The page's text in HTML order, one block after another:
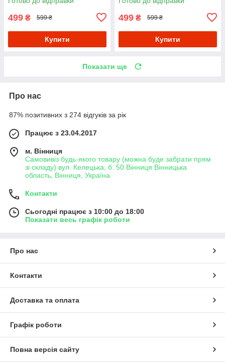
499 ₴ 599 ₴
Купити
499 ₴ 599 ₴
Купити
Показати ще
Про нас
87% позитивних з 274 відгуків за рік
Працює з 23.04.2017
м. Вінниця
Самовивіз будь-якого товару (можна буде забрати прям
зі складу) вул. Келецька, б. 50 Вінниця Вінницька
область, Вінниця, Україна
Контакти
Сьогодні працює з 10:00 до 18:00
Показати весь графік роботи
Про нас
Контакти
Доставка та оплата
Графік роботи
Повна версія сайту